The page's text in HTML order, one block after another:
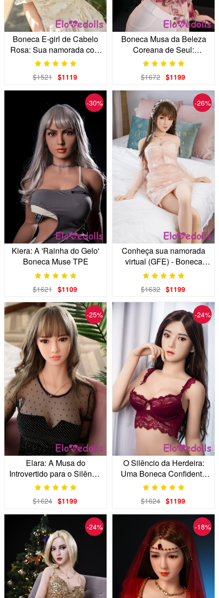
Boneca E-girl de Cabelo
Rosa: Sua namorada com
cabeça de silicone de 155
$1521 $1119
Boneca Musa da Beleza
Coreana de Seul:
Autêntica Graça
$1672 $1199
-30%
Kiera: A 'Rainha do Gelo'
Boneca Muse TPE
$1621 $1109
-26%
Conheça sua namorada
virtual (GFE) - Boneca
Companheira Magra e
$1632 $1199
-25%
Elara: A Musa do
Introvertido para o Silêncio
Compartilhado
$1624 $1199
-24%
O Silêncio da Herdeira:
Uma Boneca Confidente
Realista
$1624 $1199
-24% -18%